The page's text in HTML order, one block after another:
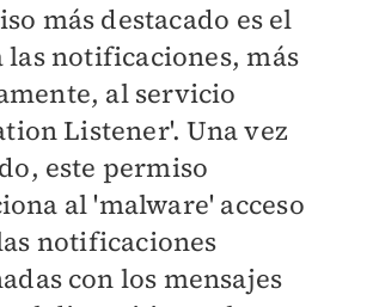
más destacado es el
las notificaciones, más
al servicio
Listener'. Una vez
este permiso
al 'malware' acceso
notificaciones
con los mensajes